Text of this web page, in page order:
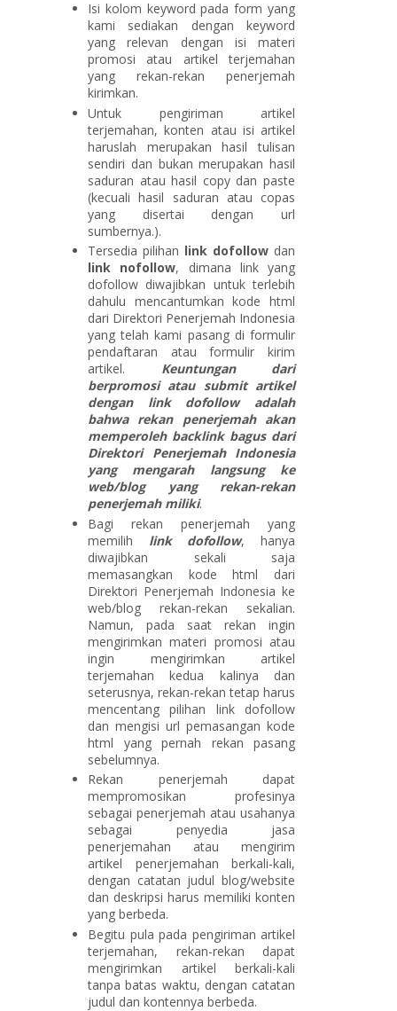
Isi kolom keyword pada form yang
kami sediakan dengan keyword
yang relevan dengan isi materi
promosi atau artikel terjemahan
yang rekan-rekan penerjemah
kirimkan.
Untuk pengiriman artikel
terjemahan, konten atau isi artikel
haruslah merupakan hasil tulisan
sendiri dan bukan merupakan hasil
saduran atau hasil copy dan paste
(kecuali hasil saduran atau copas
yang disertai dengan url
sumbernya.).
Tersedia pilihan link dofollow dan
link nofollow, dimana link yang
dofollow diwajibkan untuk terlebih
dahulu mencantumkan kode html
dari Direktori Penerjemah Indonesia
yang telah kami pasang di formulir
pendaftaran atau formulir kirim
artikel. Keuntungan dari
berpromosi atau submit artikel
dengan link dofollow adalah
bahwa rekan penerjemah akan
memperoleh backlink bagus dari
Direktori Penerjemah Indonesia
yang mengarah langsung ke
web/blog yang rekan-rekan
penerjemah miliki.
Bagi rekan penerjemah yang
memilih link dofollow, hanya
diwajibkan sekali saja
memasangkan kode html dari
Direktori Penerjemah Indonesia ke
web/blog rekan-rekan sekalian.
Namun, pada saat rekan ingin
mengirimkan materi promosi atau
ingin mengirimkan artikel
terjemahan kedua kalinya dan
seterusnya, rekan-rekan tetap harus
mencentang pilihan link dofollow
dan mengisi url pemasangan kode
html yang pernah rekan pasang
sebelumnya.
Rekan penerjemah dapat
mempromosikan profesinya
sebagai penerjemah atau usahanya
sebagai penyedia jasa
penerjemahan atau mengirim
artikel penerjemahan berkali-kali,
dengan catatan judul blog/website
dan deskripsi harus memiliki konten
yang berbeda.
Begitu pula pada pengiriman artikel
terjemahan, rekan-rekan dapat
mengirimkan artikel berkali-kali
tanpa batas waktu, dengan catatan
judul dan kontennya berbeda.